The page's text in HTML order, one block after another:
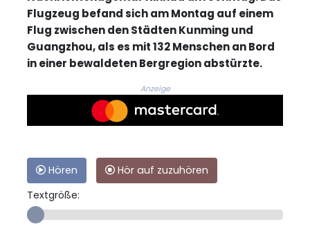
Flugzeug befand sich am Montag auf einem
Flug zwischen den Städten Kunming und
Guangzhou, als es mit 132 Menschen an Bord
in einer bewaldeten Bergregion abstürzte.
Anzeige
Hören
Hör auf zuzuhören
Textgröße: